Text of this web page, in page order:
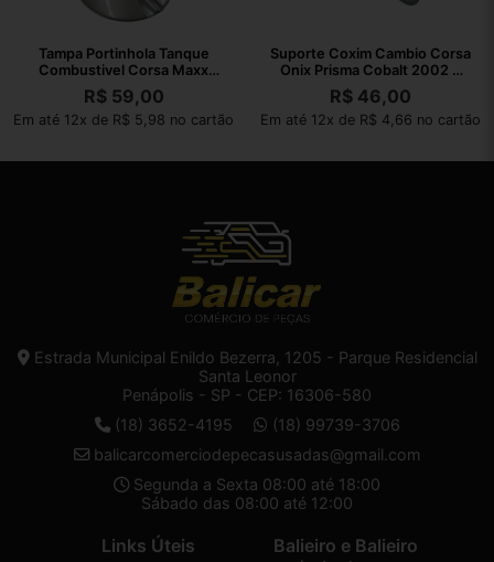
Tampa Portinhola Tanque
Combustivel Corsa Maxx
2004 A 2012
R$59,00
Em até 12x de R$ 5,98 no cartão
Suporte Coxim Cambio Corsa
Onix Prisma Cobalt 2002 A
2010
R$ 46,00
Em até 12x de R$ 4,66 no cartão
Estrada Municipal Enildo Bezerra, 1205 - Parque Residencial
Santa Leonor
Penápolis - SP - CEP: 16306-580
(18) 3652-4195
(18) 99739-3706
balicarcomerciodepecasusadas@gmail.com
Segunda a Sexta 08:00 até 18:00
Sábado das 08:00 até 12:00
Links Úteis
Balieiro e Balieiro